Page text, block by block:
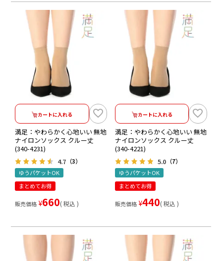
カートに入れる
満足：やわらかく心地いい 無地
ナイロンソックス クルー丈
(340-4231)
4.7 （3）
ゆうパケットOK
まとめてお得
販売価格 ¥660 税込
カートに入れる
満足：やわらかく心地いい 無地
ナイロンソックス クルー丈
(340-4221)
5.0 （7）
ゆうパケットOK
まとめてお得
販売価格 ¥440 税込